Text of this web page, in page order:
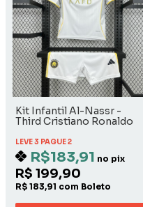
Kit Infantil Al-Nassr -
Third Cristiano Ronaldo
LEVE 3 PAGUE 2
R$183,91 no pix
R$ 199,90
R$ 183,91 com Boleto